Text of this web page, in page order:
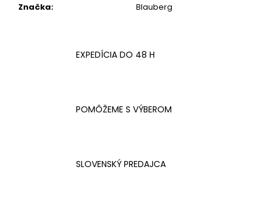
Značka: Blauberg
EXPEDÍCIA DO 48 H
POMÔŽEME S VÝBEROM
SLOVENSKÝ PREDAJCA